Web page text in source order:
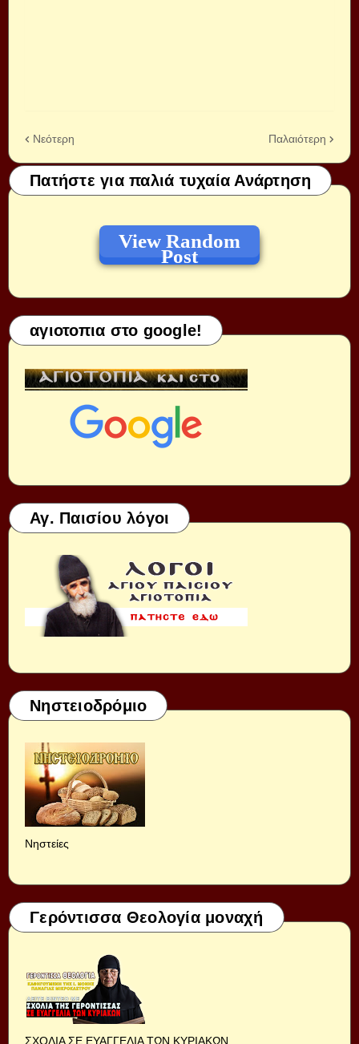
Νεότερη Παλαιότερη
Πατήστε για παλιά τυχαία Ανάρτηση
View Random
Post
αγιοτοπια στο google!
Αγ. Παισίου λόγοι
Νηστειοδρόμιο
Νηστείες
Γερόντισσα Θεολογία μοναχή
ΣΧΟΛΙΑ ΣΕ ΕΥΑΓΓΕΛΙΑ ΤΩΝ ΚΥΡΙΑΚΩΝ